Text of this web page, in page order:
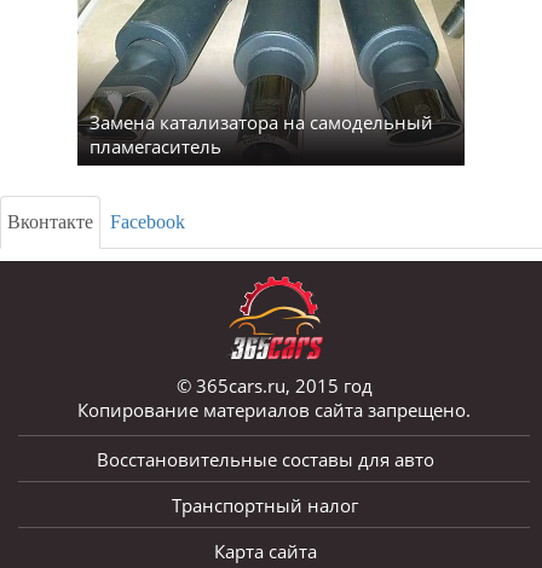
Замена катализатора на самодельный
пламегаситель
Вконтакте Facebook
© 365cars.ru, 2015 год
Копирование материалов сайта запрещено.
Восстановительные составы для авто
Транспортный налог
Карта сайта